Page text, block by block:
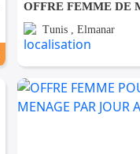
Tunis , Elmanar